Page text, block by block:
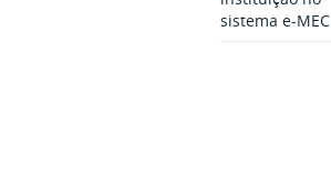
sistema e-MEC